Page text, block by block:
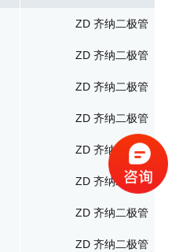
ZD 齐纳二极管
ZD 齐纳二极管
ZD 齐纳二极管
ZD 齐纳二极管
ZD 齐纳二极管
ZD 齐纳二极管
ZD 齐纳二极管
ZD 齐纳二极管